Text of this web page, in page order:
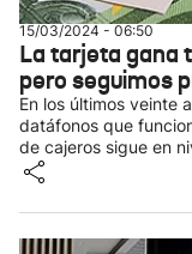
15/03/2024 - 06:50
La tarjeta gana
pero seguimos
En los últimos veinte
datáfonos que
de cajeros sigue en